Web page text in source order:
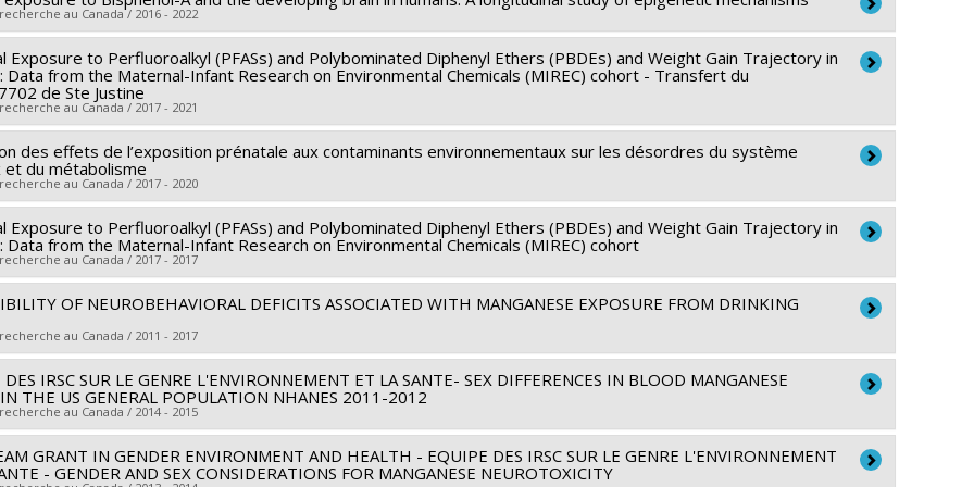
PVXXXXXX-Fonds Nouvelles frontières en recherche - Exploration
:Maryse Bouchard,Charu Chandrasekera
SPIIE/Secrétariat des programmes interorganismes à l’intention des établissements
PVXXXXXX-Fonds Nouvelles frontières en recherche - Exploration
au Canada / 2016 - 2022
: Linda Booij
: Maryse Bouchard,William Fraser, Moshe Szyf,Tye Arbuckle,Bruce Lanphear , Maria Vélez
IRSC/Instituts de recherche en santé du Canada
PVXXXXXX-(PJT) Subvention Projet
Exposure to Perfluoroalkyl (PFASs) and Polybominated Diphenyl Ethers (PBDEs) and Weight Gain Trajectory in
Data from the Maternal-Infant Research on Environmental Chemicals (MIREC) cohort - Transfert du
de Ste Justine
au Canada / 2017 - 2021
: Maryse Bouchard
:Marc-André Verner
IRSC/Instituts de recherche en santé du Canada
PVXX5647-(MOP) Subvention de fonctionnement incluant les subventions de fonctionnement
(général)
des effets de l’exposition prénatale aux contaminants environnementaux sur les désordres du système
et du métabolisme
au Canada / 2017 - 2020
: Maryse Bouchard
FRQS/Fonds de recherche du Québec - Santé (FRSQ)
PVXXXXXX-Bourse de chercheur-boursier : Junior 2
Exposure to Perfluoroalkyl (PFASs) and Polybominated Diphenyl Ethers (PBDEs) and Weight Gain Trajectory in
Data from the Maternal-Infant Research on Environmental Chemicals (MIREC) cohort
au Canada / 2017 - 2017
: Maryse Bouchard
: Marc-André Verner
IRSC/Instituts de recherche en santé du Canada
PVXX5647-(MOP) Subvention de fonctionnement incluant les subventions de fonctionnement
(général)
OF NEUROBEHAVIORAL DEFICITS ASSOCIATED WITH MANGANESE EXPOSURE FROM DRINKING
au Canada / 2011 - 2017
: Maryse Bouchard
IRSC/Instituts de recherche en santé du Canada
PVXXXXXX-(MSH) Bourses de nouveaux chercheurs
IRSC SUR LE GENRE L'ENVIRONNEMENT ET LA SANTE- SEX DIFFERENCES IN BLOOD MANGANESE
IN THE US GENERAL POPULATION NHANES 2011-2012
au Canada / 2014 - 2015
: Donna Mergler
GRANT IN GENDER ENVIRONMENT AND HEALTH - EQUIPE DES IRSC SUR LE GENRE L'ENVIRONNEMENT
- GENDER AND SEX CONSIDERATIONS FOR MANGANESE NEUROTOXICITY